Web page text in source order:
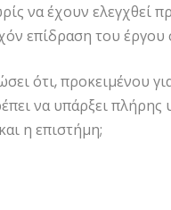
να έχουν ελεγχθεί
επίδραση του
ότι, προκειμένου
να υπάρξει πλήρης
η επιστήμη;